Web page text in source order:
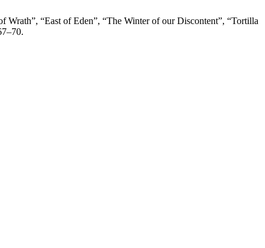
“East of Eden”, “The Winter of our Discontent”, “Tortilla